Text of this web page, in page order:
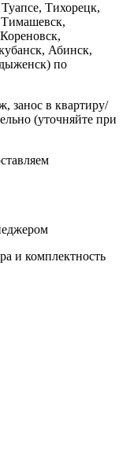
Тихорецк,
Абинск,
по
занос в квартиру/
(уточняйте при
и комплектность